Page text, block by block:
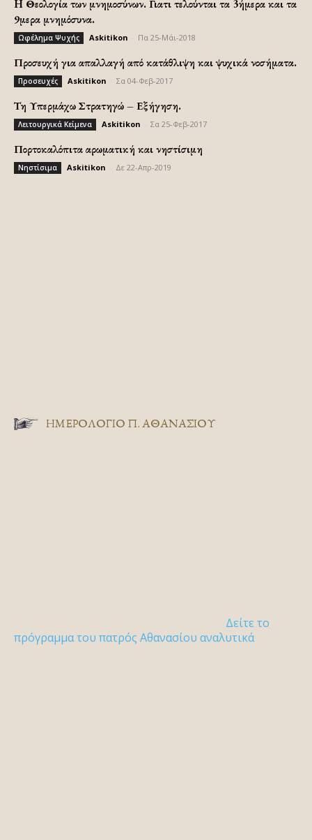
H Θεολογία των μνημοσύνων. Γιατι τελούνται τα 3ήμερα και τα
9μερα μνημόσυνα.
Ωφέλημα Ψυχής Askitikon Πα 25-Μάι-2018
Προσευχή για απαλλαγή από κατάθλιψη και ψυχικά νοσήματα.
Προσευχές Askitikon Σα 04-Φεβ-2017
Τη Υπερμάχω Στρατηγώ – Εξήγηση.
Λειτουργικά Κείμενα Askitikon Σα 25-Φεβ-2017
Πορτοκαλόπιτα αρωματική και νηστίσιμη
Νηστίσιμα Askitikon Δε 22-Απρ-2019
ΗΜΕΡΟΛΟΓΙΟ Π. ΑΘΑΝΑΣΙΟΥ
Δείτε το
πρόγραμμα του πατρός Αθανασίου αναλυτικά